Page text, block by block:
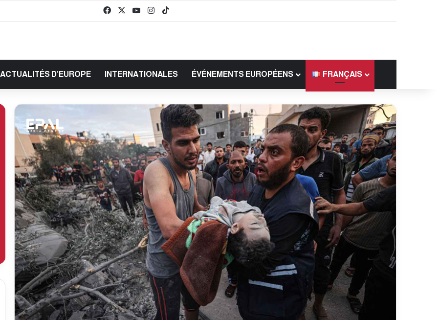
FacebookYouTubeInstagram
ACTUALITÉS D’EUROPE INTERNATIONALES ÉVÉNEMENTS EUROPÉENS FRANÇAIS